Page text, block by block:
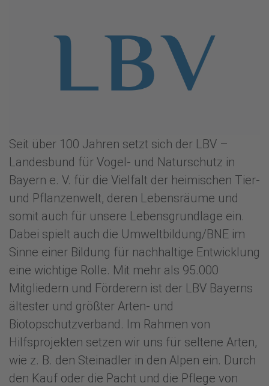
Seit über 100 Jahren setzt sich der LBV –
Landesbund für Vogel- und Naturschutz in
Bayern e. V. für die Vielfalt der heimischen Tier-
und Pflanzenwelt, deren Lebensräume und
somit auch für unsere Lebensgrundlage ein.
Dabei spielt auch die Umweltbildung/BNE im
Sinne einer Bildung für nachhaltige Entwicklung
eine wichtige Rolle. Mit mehr als 95.000
Mitgliedern und Förderern ist der LBV Bayerns
ältester und größter Arten- und
Biotopschutzverband. Im Rahmen von
Hilfsprojekten setzen wir uns für seltene Arten,
wie z. B. den Steinadler in den Alpen ein. Durch
den Kauf oder die Pacht und die Pflege von